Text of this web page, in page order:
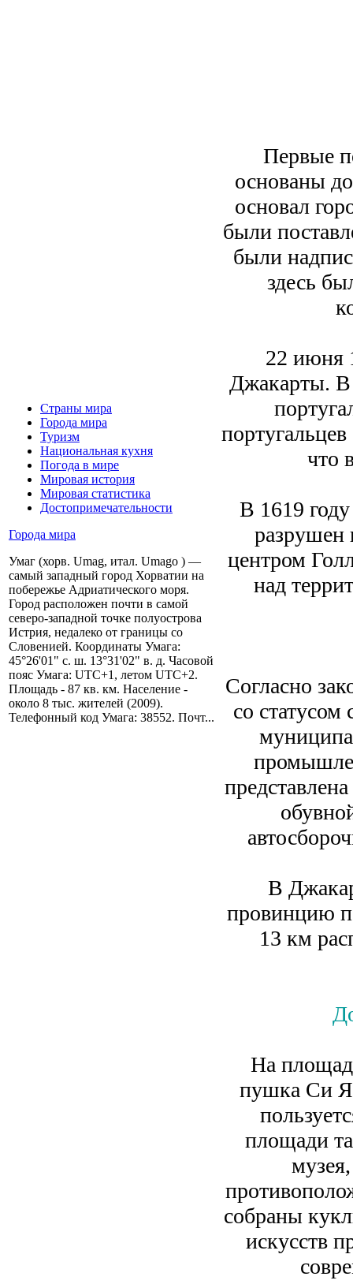
Страны мира
Города мира
Туризм
Национальная кухня
Погода в мире
Мировая история
Мировая статистика
Достопримечательности
Города мира
Умаг (хорв. Umag, итал. Umago ) —
самый западный город Хорватии на
побережье Адриатического моря.
Город расположен почти в самой
северо-западной точке полуострова
Истрия, недалеко от границы со
Словенией. Координаты Умага:
45°26'01" с. ш. 13°31'02" в. д. Часовой
пояс Умага: UTC+1, летом UTC+2.
Площадь - 87 кв. км. Население -
около 8 тыс. жителей (2009).
Телефонный код Умага: 38552. Почт...
Первые
основаны
основал
были
были
здесь
22 июня
Джакарты. В
что
В 1619
разрушен
центром
над
Согласно
со статусом
В
провинцию
13 км
На
пушка Си
площади
собраны
искусств